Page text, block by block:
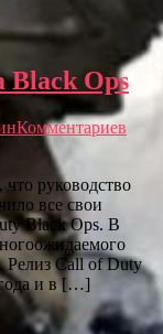
Black Ops
Комментариев
что руководство
все свои
Black Ops. В
Релиз Call of Duty
года и в […]